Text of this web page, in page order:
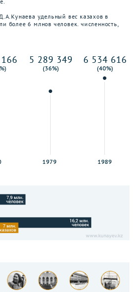
удельный вес казахов в
более 6 млнов человек. численность,